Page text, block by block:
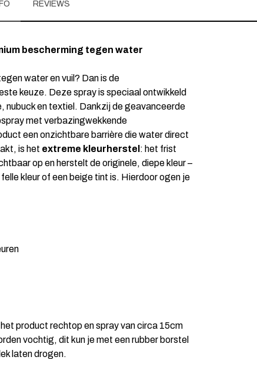
REVIEWS
bescherming tegen water
water en vuil? Dan is de
keuze. Deze spray is speciaal ontwikkeld
nubuck en textiel. Dankzij de geavanceerde
met verbazingwekkende
een onzichtbare barrière die water direct
is het extreme kleurherstel : het frist
op en herstelt de originele, diepe kleur –
kleur of een beige tint is. Hierdoor ogen je
product rechtop en spray van circa 15cm
vochtig, dit kun je met een rubber borstel
laten drogen.